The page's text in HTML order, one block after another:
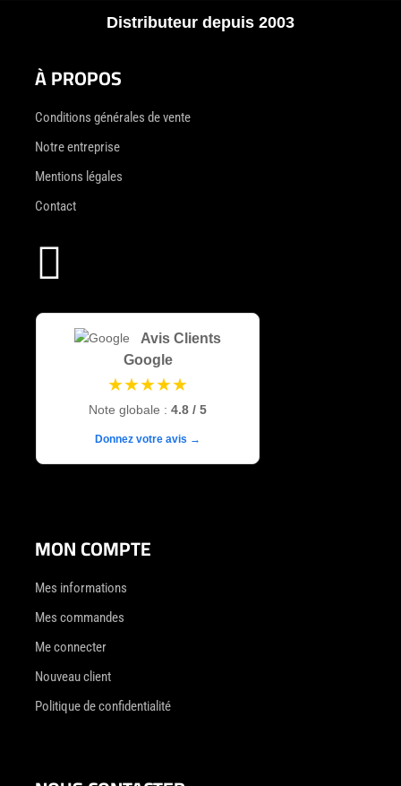
Distributeur depuis 2003
À PROPOS
Conditions générales de vente
Notre entreprise
Mentions légales
Contact

Avis Clients
Google
★★★★★
Note globale : 4.8 / 5
Donnez votre avis →
MON COMPTE
Mes informations
Mes commandes
Me connecter
Nouveau client
Politique de confidentialité